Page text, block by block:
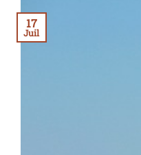
17
Juil